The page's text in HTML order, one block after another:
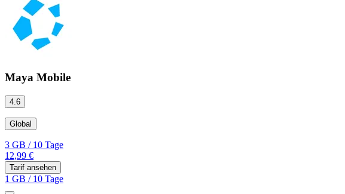
Maya Mobile
4.6
Global
3 GB /10 Tage
12,99 €
Tarif ansehen
1 GB /10 Tage